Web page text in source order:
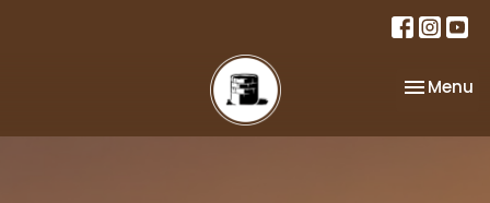
Toggle
Menu